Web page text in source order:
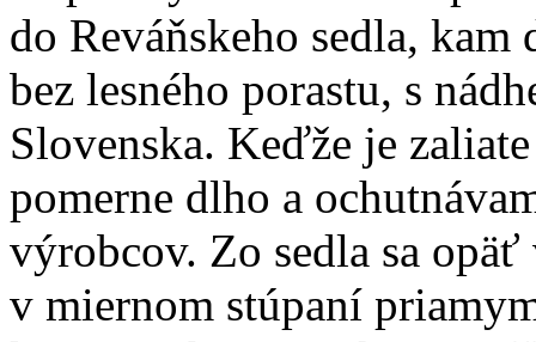
do Reváňskeho sedla,
bez lesného porastu, s
Slovenska. Keďže je
pomerne dlho a
výrobcov. Zo sedla sa
v miernom stúpaní